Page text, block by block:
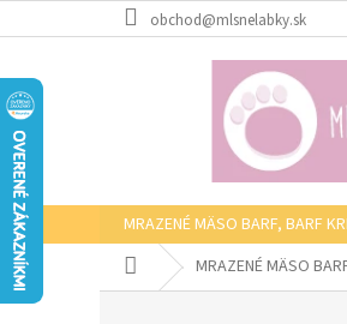
na
obchod@mlsnelabky.sk
MRAZENÉ MÄSO BARF, BARF
DomovMRAZENÉ MÄSO